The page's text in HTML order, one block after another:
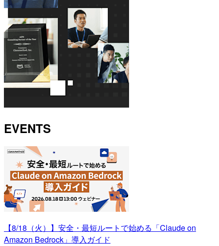
EVENTS
【8/18（火）】安全・最短ルートで始める「Claude on
Amazon Bedrock」導入ガイド